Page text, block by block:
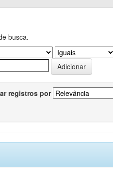
busca.
registros por